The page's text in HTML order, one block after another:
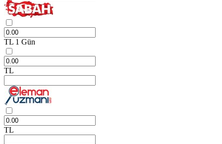
TL 1 Gün
TL
TL